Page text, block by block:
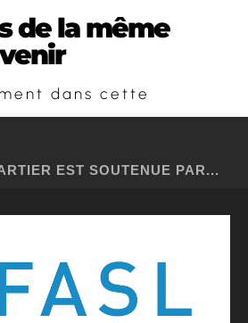
de la même
dans cette
EST SOUTENUE PAR...